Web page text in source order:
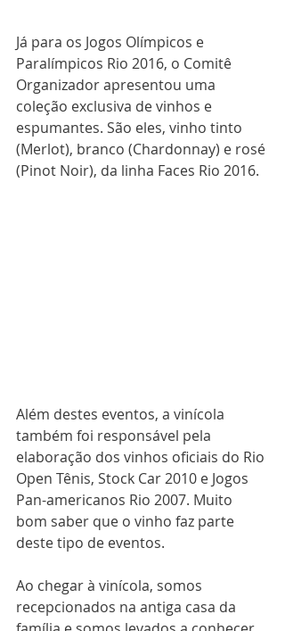
Já para os Jogos Olímpicos e
Paralímpicos Rio 2016, o Comitê
Organizador apresentou uma
coleção exclusiva de vinhos e
espumantes. São eles, vinho tinto
(Merlot), branco (Chardonnay) e rosé
(Pinot Noir), da linha Faces Rio 2016.
Além destes eventos, a vinícola
também foi responsável pela
elaboração dos vinhos oficiais do Rio
Open Tênis, Stock Car 2010 e Jogos
Pan-americanos Rio 2007. Muito
bom saber que o vinho faz parte
deste tipo de eventos.
Ao chegar à vinícola, somos
recepcionados na antiga casa da